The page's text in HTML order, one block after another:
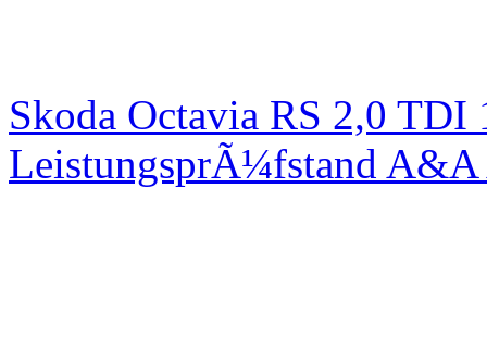
Skoda Octavia RS 2,0
LeistungsprÃ¼fstand